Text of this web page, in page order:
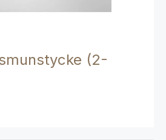
(2-